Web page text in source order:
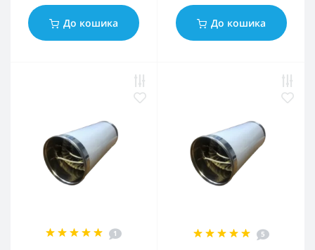
До кошика До кошика
1 5